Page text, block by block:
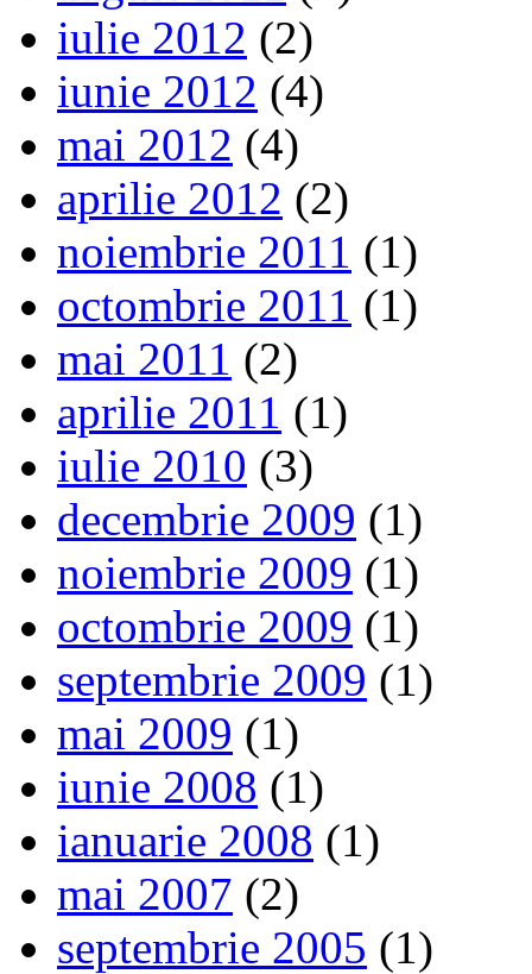
iulie 2012 (2)
iunie 2012 (4)
mai 2012 (4)
aprilie 2012 (2)
noiembrie 2011 (1)
octombrie 2011 (1)
mai 2011 (2)
aprilie 2011 (1)
iulie 2010 (3)
decembrie 2009 (1)
noiembrie 2009 (1)
octombrie 2009 (1)
septembrie 2009 (1)
mai 2009 (1)
iunie 2008 (1)
ianuarie 2008 (1)
mai 2007 (2)
septembrie 2005 (1)